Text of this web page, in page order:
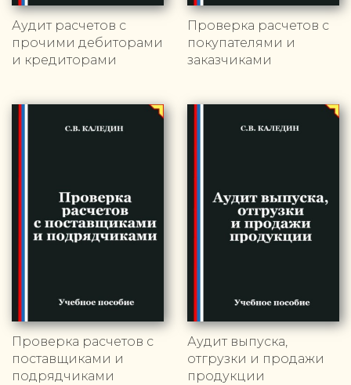
Аудит расчетов с
прочими дебиторами
и кредиторами
Проверка расчетов с
покупателями и
заказчиками
Проверка расчетов с
поставщиками и
подрядчиками
Аудит выпуска,
отгрузки и продажи
продукции